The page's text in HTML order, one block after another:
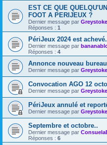
EST CE QUE
FOOT A PERIJEUX ?
Dernier message par Greystoke
Réponses : 1
PériJeux 2024 est achevé.
Dernier message par
Réponses : 4
Annonce nouveau
Dernier message par Greystoke
Convocation AGO 12
Dernier message par Greystoke
PériJeux annulé et
Dernier message par Greystoke
Septembre et octobre..
Dernier message par
Réponses : 6